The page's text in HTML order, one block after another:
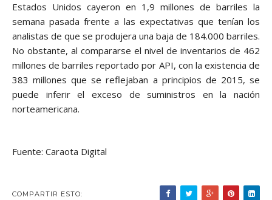
Estados Unidos cayeron en 1,9 millones de barriles la
semana pasada frente a las expectativas que tenían los
analistas de que se produjera una baja de 184.000 barriles.
No obstante, al compararse el nivel de inventarios de 462
millones de barriles reportado por API, con la existencia de
383 millones que se reflejaban a principios de 2015, se
puede inferir el exceso de suministros en la nación
norteamericana.
Fuente: Caraota Digital
COMPARTIR ESTO: